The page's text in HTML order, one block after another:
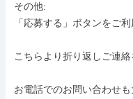
その他:
「応募する」ボタンをご利
こちらより折り返しご連絡
お電話でのお問い合わせも